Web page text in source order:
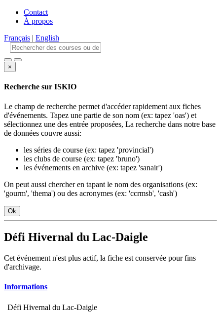
Contact
À propos
Français | English
×
Recherche sur ISKIO
Le champ de recherche permet d'accéder rapidement aux fiches
d'événements. Tapez une partie de son nom (ex: tapez 'oas') et
sélectionnez une des entrée proposées, La recherche dans notre base
de données couvre aussi:
les séries de course (ex: tapez 'provincial')
les clubs de course (ex: tapez 'bruno')
les événements en archive (ex: tapez 'sanair')
On peut aussi chercher en tapant le nom des organisations (ex:
'gourm', 'thema') ou des acronymes (ex: 'ccrmsb', 'cash')
Ok
Défi Hivernal du Lac-Daigle
Cet événement n'est plus actif, la fiche est conservée pour fins
d'archivage.
Informations
Défi Hivernal du Lac-Daigle